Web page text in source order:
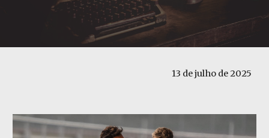
13 de julho de 2025